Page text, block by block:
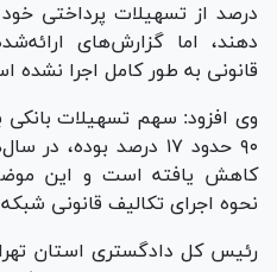
درصد از تسهیلات پرداختی
دهند، اما گزارش‌های
قانونی به طور کامل اجرا نشده
وی افزود: سهم تسهیلات
کاهش یافته است و این
نحوه اجرای تکالیف قانونی
رئیس کل دادگستری استان